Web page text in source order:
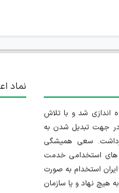
ایران استخدام در تاریخ ۱۳۹۱/۱/۱۰ راه اندازی شد و با تلاش
در جهت تبدیل شدن به
سعی همیشگی
های استخدامی خدمت
استخدام به صورت
نهاد و یا سازمان
نماد